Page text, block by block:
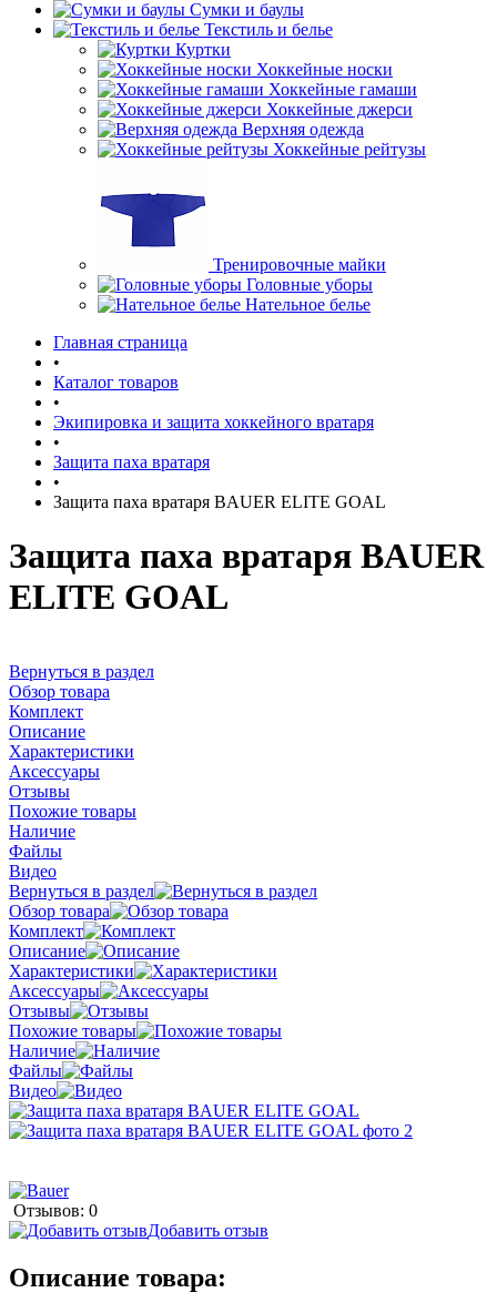
Сумки и баулы
Текстиль и белье
Куртки
Хоккейные носки
Хоккейные гамаши
Хоккейные джерси
Верхняя одежда
Хоккейные рейтузы
Тренировочные майки
Головные уборы
Нательное белье
Главная страница
•
Каталог товаров
•
Экипировка и защита хоккейного вратаря
•
Защита паха вратаря
•
Защита паха вратаря BAUER ELITE GOAL
Защита паха вратаря BAUER
ELITE GOAL
Вернуться в раздел
Обзор товара
Комплект
Описание
Характеристики
Аксессуары
Отзывы
Похожие товары
Наличие
Файлы
Видео
Вернуться в раздел
Обзор товара
Комплект
Описание
Характеристики
Аксессуары
Отзывы
Похожие товары
Наличие
Файлы
Видео
Отзывов: 0
Добавить отзыв
Описание товара: